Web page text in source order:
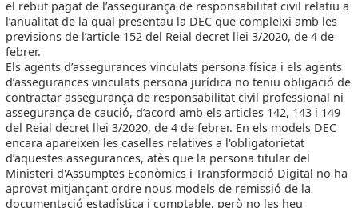
el rebut pagat de l’assegurança de responsabilitat civil relatiu a
l’anualitat de la qual presentau la DEC que compleixi amb les
previsions de l’article 152 del Reial decret llei 3/2020, de 4 de
febrer.
Els agents d’assegurances vinculats persona física i els agents
d’assegurances vinculats persona jurídica no teniu obligació de
contractar assegurança de responsabilitat civil professional ni
assegurança de caució, d’acord amb els articles 142, 143 i 149
del Reial decret llei 3/2020, de 4 de febrer. En els models DEC
encara apareixen les caselles relatives a l'obligatorietat
d’aquestes assegurances, atès que la persona titular del
Ministeri d'Assumptes Econòmics i Transformació Digital no ha
aprovat mitjançant ordre nous models de remissió de la
documentació estadística i comptable, però no les heu